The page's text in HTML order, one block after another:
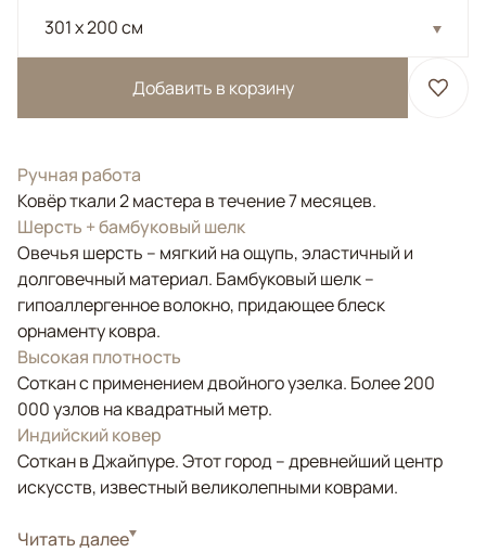
301 x 200 см
Добавить в корзину
Ручная работа
Ковёр ткали 2 мастера в течение 7 месяцев.
Шерсть + бамбуковый шелк
Овечья шерсть – мягкий на ощупь, эластичный и
долговечный материал. Бамбуковый шелк –
гипоаллергенное волокно, придающее блеск
орнаменту ковра.
Высокая плотность
Соткан с применением двойного узелка. Более 200
000 узлов на квадратный метр.
Индийский ковер
Соткан в Джайпуре. Этот город – древнейший центр
искусств, известный великолепными коврами.
СтильСовременные
Читать далее